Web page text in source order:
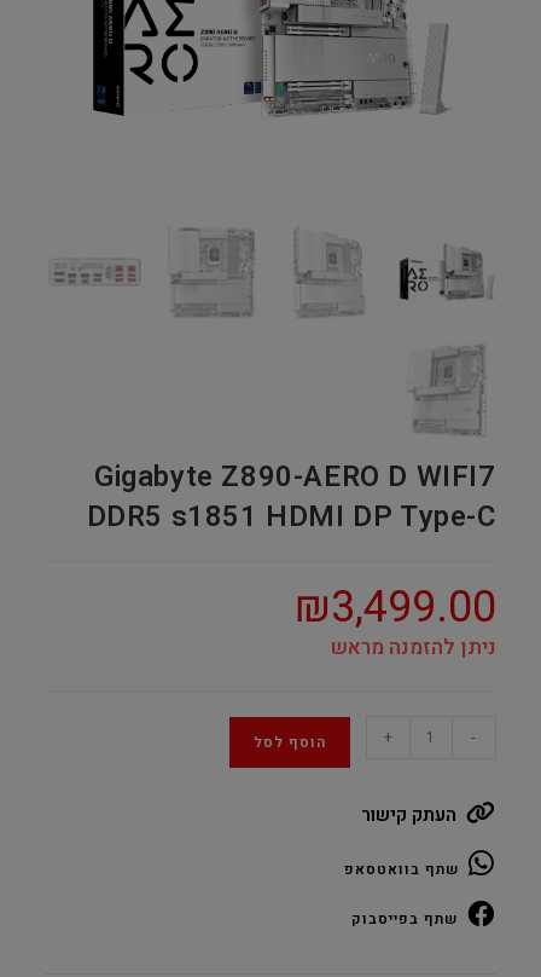
Gigabyte Z890-AERO D WIFI7
DDR5 s1851 HDMI DP Type-C
₪3,499.00
ניתן להזמנה מראש
Gigabyte
D
WIFI7
DDR5
s1851
-
+ הוסף לסל
העתק קישור
שתף בוואטסאפ
שתף בפייסבוק